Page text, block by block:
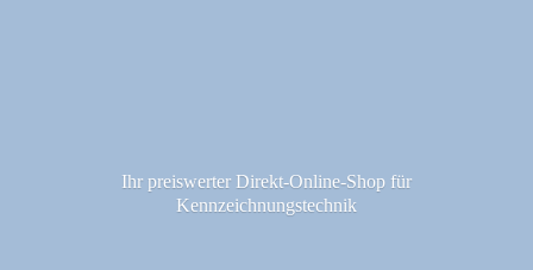
Ihr preiswerter Direkt-Online-Shop für
Kennzeichnungstechnik